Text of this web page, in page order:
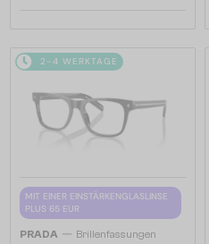
2-4 WERKTAGE
MIT EINER EINSTÄRKENGLASLINSE
PLUS 65 EUR
PRADA — Brillenfassungen